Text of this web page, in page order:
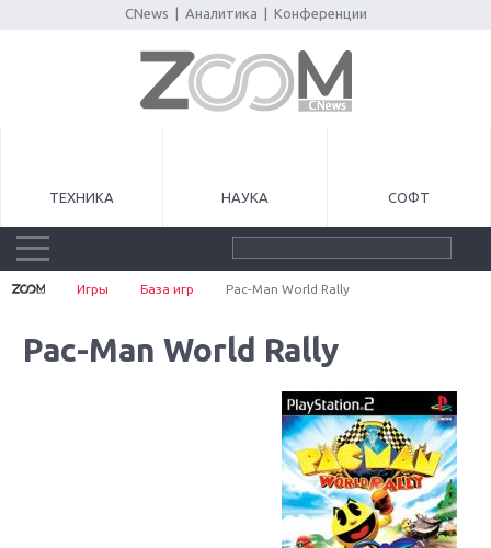
CNews Аналитика Конференции
ТЕХНИКА НАУКА СОФТ
Игры База игр Pac-Man World Rally
Pac-Man World Rally